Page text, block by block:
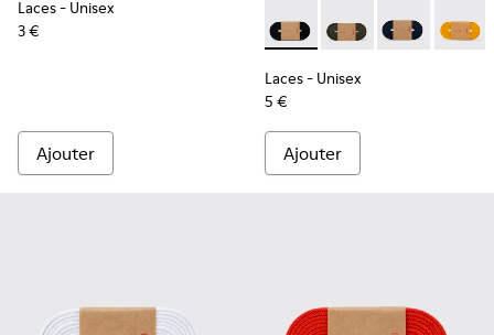
Laces- Unisex
3 €
Ajouter
Laces - KL00002-001 -
Laces - KL00002-
Laces -Laces
Laces- Unisex
5 €
Ajouter